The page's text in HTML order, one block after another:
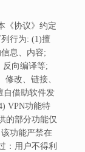
《协议》约定
行为: (1)擅
息、内容;
反向编译等;
改、链接、
自借助软件发
VPN功能特
的部分功能仅
功能严禁在
：用户不得利